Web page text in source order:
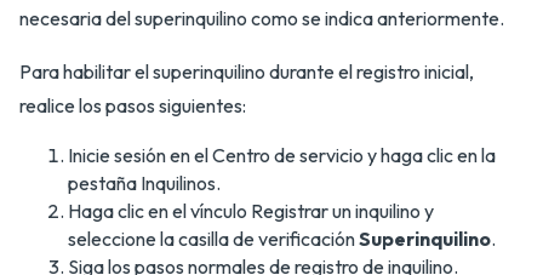
necesaria del superinquilino como se indica anteriormente.
Para habilitar el superinquilino durante el registro inicial,
realice los pasos siguientes:
Inicie sesión en el Centro de servicio y haga clic en la
pestaña Inquilinos.
Haga clic en el vínculo Registrar un inquilino y
seleccione la casilla de verificaciónSuperinquilino.
Siga los pasos normales de registro de inquilino.